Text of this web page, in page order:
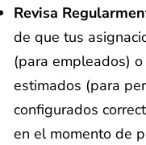
Revisa
de que tus
(para empleados)
estimados (para
configurados
en el momento de